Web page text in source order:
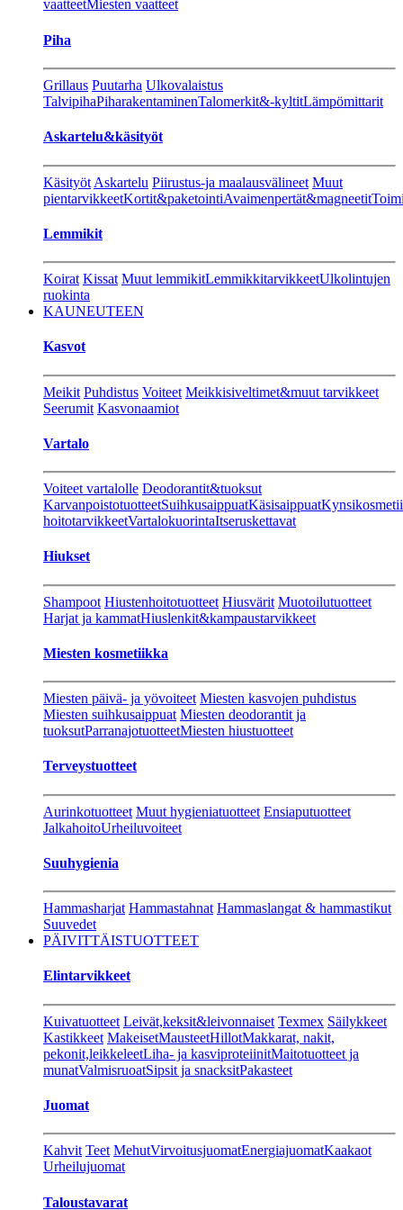
vaatteetMiesten vaatteet
Piha
Grillaus Puutarha Ulkovalaistus
TalvipihaPiharakentaminenTalomerkit&-kyltitLämpömittarit
Askartelu&käsityöt
Käsityöt Askartelu Piirustus-ja maalausvälineet Muut
pientarvikkeetKortit&paketointiAvaimenpertät&magneetit
Lemmikit
Koirat Kissat Muut lemmikitLemmikkitarvikkeetUlkolintujen
ruokinta
KAUNEUTEEN
Kasvot
Meikit Puhdistus Voiteet Meikkisiveltimet&muut tarvikkeet
Seerumit Kasvonaamiot
Vartalo
Voiteet vartalolle Deodorantit&tuoksut
KarvanpoistotuotteetSuihkusaippuatKäsisaippuat
hoitotarvikkeetVartalokuorintaItseruskettavat
Hiukset
Shampoot Hiustenhoitotuotteet Hiusvärit Muotoilutuotteet
Harjat ja kammatHiuslenkit&kampaustarvikkeet
Miesten kosmetiikka
Miesten päivä- ja yövoiteet Miesten kasvojen puhdistus
Miesten suihkusaippuat Miesten deodorantit ja
tuoksutParranajotuotteetMiesten hiustuotteet
Terveystuotteet
Aurinkotuotteet Muut hygieniatuotteet Ensiaputuotteet
JalkahoitoUrheiluvoiteet
Suuhygienia
Hammasharjat Hammastahnat Hammaslangat & hammastikut
Suuvedet
PÄIVITTÄISTUOTTEET
Elintarvikkeet
Kuivatuotteet Leivät,keksit&leivonnaiset Texmex Säilykkeet
Kastikkeet MakeisetMausteetHillotMakkarat, nakit,
pekonit,leikkeleetLiha- ja kasviproteiinitMaitotuotteet ja
munatValmisruoatSipsit ja snacksitPakasteet
Juomat
Kahvit Teet MehutVirvoitusjuomatEnergiajuomatKaakaot
Urheilujuomat
Taloustavarat